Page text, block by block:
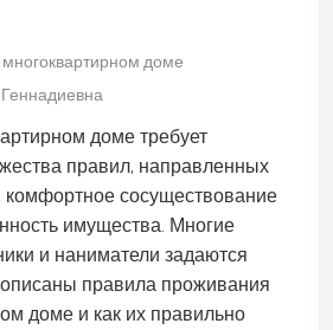
доме
доме требует
правил, направленных
комфортное сосуществование
имущества. Многие
и наниматели задаются
правила проживания
доме и как их правильно